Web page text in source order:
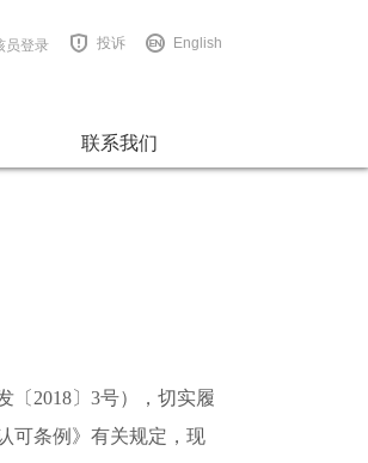
English
投诉
员登录
联系我们
2018〕3号），切实履
可条例》有关规定，现